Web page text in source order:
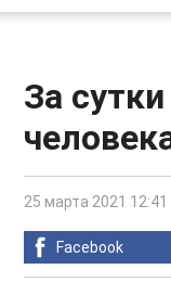
За
25 марта 2021 12:41
Facebook